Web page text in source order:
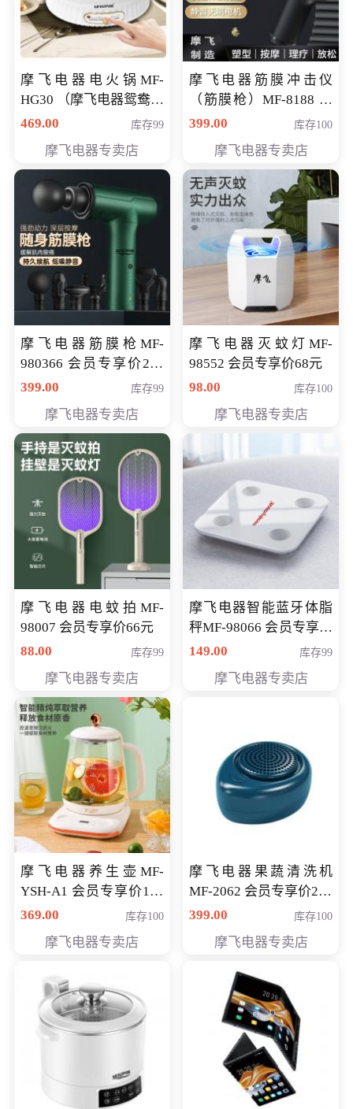
摩飞电器电火锅MF-
HG30 （摩飞电器鸳鸯锅
MF-HG30 ） 会员专享价
469.00 库存99
摩飞电器专卖店
摩飞电器筋膜冲击仪
（筋膜枪）MF-8188 会
员专享价268元
399.00 库存100
摩飞电器专卖店
摩飞电器筋膜枪MF-
980366 会员专享价299
元
399.00 库存99
摩飞电器专卖店
摩飞电器灭蚊灯MF-
98552 会员专享价68元
98.00
库存100
摩飞电器专卖店
摩飞电器电蚊拍MF-
98007 会员专享价66元
88.00
库存99
摩飞电器专卖店
摩飞电器智能蓝牙体脂
秤MF-98066 会员专享价
98元
149.00 库存99
摩飞电器专卖店
摩飞电器养生壶MF-
YSH-A1 会员专享价198
元
369.00 库存100
摩飞电器专卖店
摩飞电器果蔬清洗机
MF-2062 会员专享价268
元
399.00 库存100
摩飞电器专卖店